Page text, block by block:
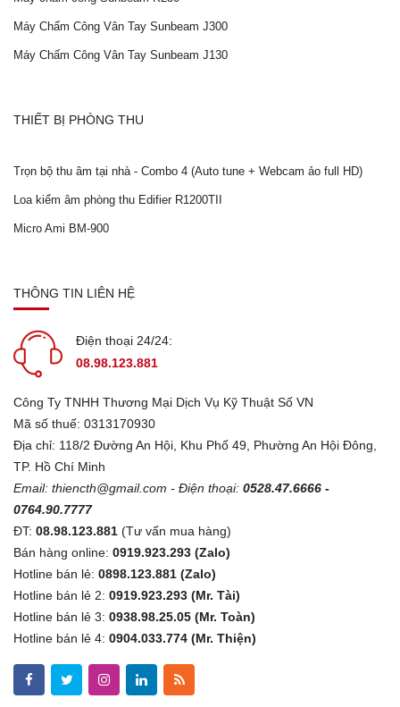
Máy Chấm Công Vân Tay Sunbeam J300
Máy Chấm Công Vân Tay Sunbeam J130
THIẾT BỊ PHÒNG THU
Trọn bộ thu âm tại nhà - Combo 4 (Auto tune + Webcam ảo full HD)
Loa kiểm âm phòng thu Edifier R1200TII
Micro Ami BM-900
THÔNG TIN LIÊN HỆ
Điện thoại 24/24:
08.98.123.881
Công Ty TNHH Thương Mại Dịch Vụ Kỹ Thuật Số VN
Mã số thuế: 0313170930
Địa chỉ: 118/2 Đường An Hội, Khu Phố 49, Phường An Hội Đông,
TP. Hồ Chí Minh
Email: thiencth@gmail.com - Điện thoại: 0528.47.6666 -
0764.90.7777
ĐT: 08.98.123.881 (Tư vấn mua hàng)
Bán hàng online: 0919.923.293 (Zalo)
Hotline bán lẻ: 0898.123.881 (Zalo)
Hotline bán lẻ 2: 0919.923.293 (Mr. Tài)
Hotline bán lẻ 3: 0938.98.25.05 (Mr. Toàn)
Hotline bán lẻ 4: 0904.033.774 (Mr. Thiện)